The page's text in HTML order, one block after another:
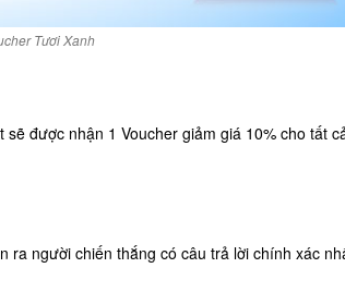
Tươi Xanh
sẽ được nhận 1 Voucher giảm giá 10% cho tất
ra người chiến thắng có câu trả lời chính xác